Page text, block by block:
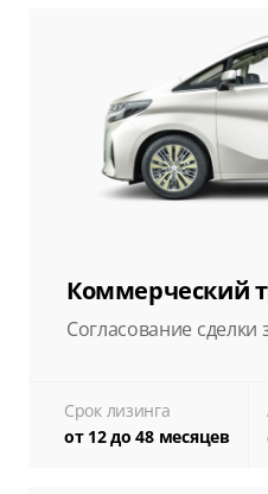
Коммерческий
Согласование сделки
Срок лизинга
от 12 до 48 месяцев